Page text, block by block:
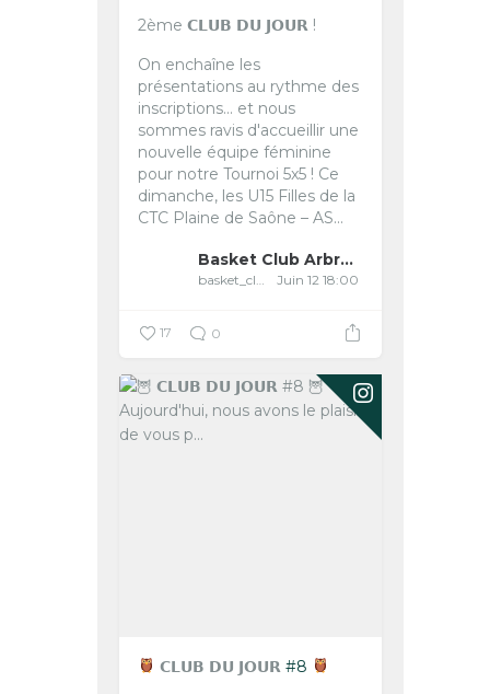
2ème 𝗖𝗟𝗨𝗕 𝗗𝗨 𝗝𝗢𝗨𝗥 !
On enchaîne les
présentations au rythme des
inscriptions... et nous
sommes ravis d'accueillir une
nouvelle équipe féminine
pour notre Tournoi 5x5 ! Ce
dimanche, les U15 Filles de la
CTC Plaine de Saône – AS...
Basket Club Arbreslois
basket_club_arbreslois Juin 12 18:00
17 0
𝗖𝗟𝗨𝗕 𝗗𝗨 𝗝𝗢𝗨𝗥 #8